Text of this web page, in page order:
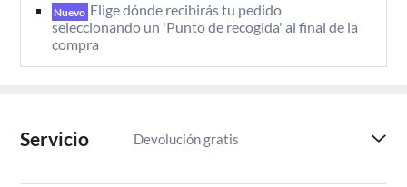
Nuevo Elige dónde recibirás tu pedido
seleccionando un 'Punto de recogida' al final de la
compra
Servicio Devolución gratis Paga